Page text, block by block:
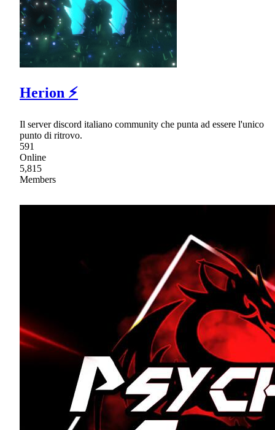
Herion ⚡
Il server discord italiano community che punta ad essere l'unico
punto di ritrovo.
591
Online
5,815
Members